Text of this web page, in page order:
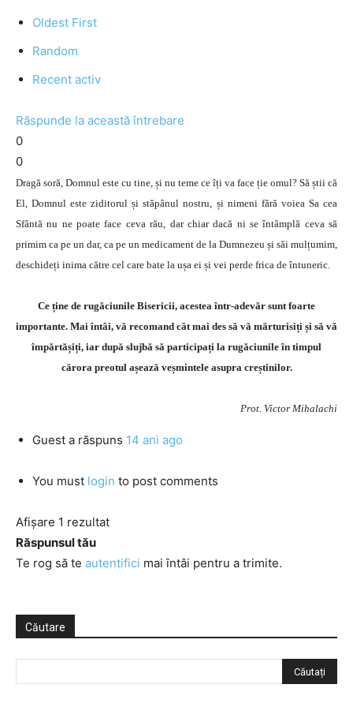
Oldest First
Random
Recent activ
Răspunde la această întrebare
0
0
Dragă soră, Domnul este cu tine, și nu teme ce îți va face ție omul? Să știi că
El, Domnul este ziditorul și stăpânul nostru, și nimeni fără voiea Sa cea
Sfântă nu ne poate face ceva rău, dar chiar dacă ni se întâmplă ceva să
primim ca pe un dar, ca pe un medicament de la Dumnezeu și săi mulțumim,
deschideți inima către cel care bate la ușa ei și vei perde frica de întuneric.
Ce ține de rugăciunile Bisericii, acestea într-adevăr sunt foarte
importante. Mai întâi, vă recomand cât mai des să vă mărturisiți și să vă
împărtășiți, iar după slujbă să participați la rugăciunile în timpul
cărora preotul așează veșmintele asupra creștinilor.
Prot. Victor Mihalachi
Guest a răspuns 14 ani ago
You must login to post comments
Afișare 1 rezultat
Răspunsul tău
Te rog să te autentifici mai întâi pentru a trimite.
Căutare